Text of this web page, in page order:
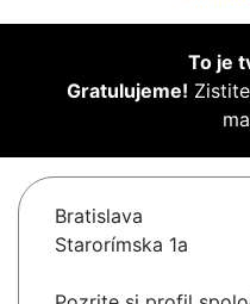
To je
Gratulujeme!
Bratislava
Starorímska 1a